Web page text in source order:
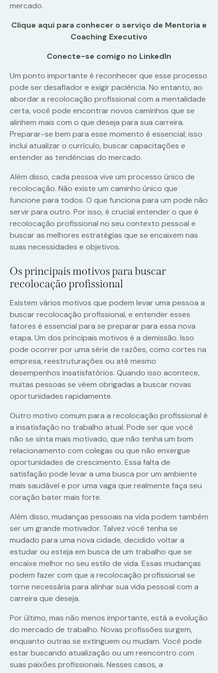
mercado.
Clique aqui para conhecer o serviço de Mentoria e
Coaching Executivo
Conecte-se comigo no LinkedIn
Um ponto importante é reconhecer que esse processo
pode ser desafiador e exigir paciência. No entanto, ao
abordar a recolocação profissional com a mentalidade
certa, você pode encontrar novos caminhos que se
alinhem mais com o que deseja para sua carreira.
Preparar-se bem para esse momento é essencial; isso
inclui atualizar o currículo, buscar capacitações e
entender as tendências do mercado.
Além disso, cada pessoa vive um processo único de
recolocação. Não existe um caminho único que
funcione para todos. O que funciona para um pode não
servir para outro. Por isso, é crucial entender o que é
recolocação profissional no seu contexto pessoal e
buscar as melhores estratégias que se encaixem nas
suas necessidades e objetivos.
Os principais motivos para buscar
recolocação profissional
Existem vários motivos que podem levar uma pessoa a
buscar recolocação profissional, e entender esses
fatores é essencial para se preparar para essa nova
etapa. Um dos principais motivos é a demissão. Isso
pode ocorrer por uma série de razões, como cortes na
empresa, reestruturações ou até mesmo
desempenhos insatisfatórios. Quando isso acontece,
muitas pessoas se vêem obrigadas a buscar novas
oportunidades rapidamente.
Outro motivo comum para a recolocação profissional é
a insatisfação no trabalho atual. Pode ser que você
não se sinta mais motivado, que não tenha um bom
relacionamento com colegas ou que não enxergue
oportunidades de crescimento. Essa falta de
satisfação pode levar a uma busca por um ambiente
mais saudável e por uma vaga que realmente faça seu
coração bater mais forte.
Além disso, mudanças pessoais na vida podem também
ser um grande motivador. Talvez você tenha se
mudado para uma nova cidade, decidido voltar a
estudar ou esteja em busca de um trabalho que se
encaixe melhor no seu estilo de vida. Essas mudanças
podem fazer com que a recolocação profissional se
torne necessária para alinhar sua vida pessoal com a
carreira que deseja.
Por último, mas não menos importante, está a evolução
do mercado de trabalho. Novas profissões surgem,
enquanto outras se extinguem ou mudam. Você pode
estar buscando atualização ou um reencontro com
suas paixões profissionais. Nesses casos, a